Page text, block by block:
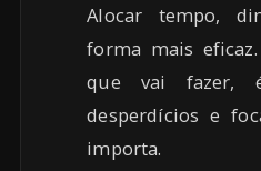
Alocar tempo,
forma mais
que vai fazer,
desperdícios e
importa.